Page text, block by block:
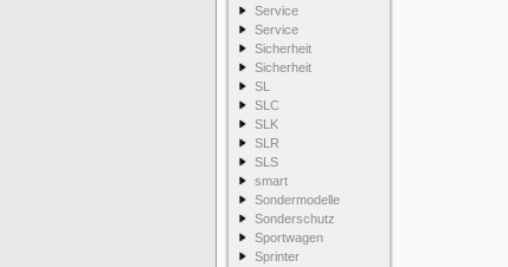
Service
Service
Sicherheit
Sicherheit
SL
SLC
SLK
SLR
SLS
smart
Sondermodelle
Sonderschutz
Sportwagen
Sprinter